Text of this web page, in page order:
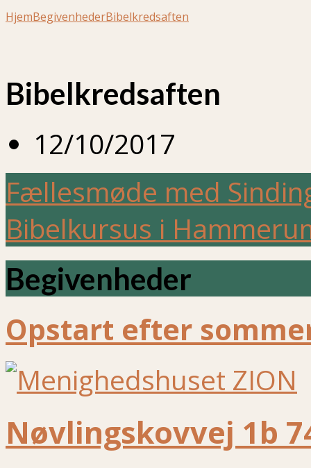
HjemBegivenhederBibelkredsaften
Bibelkredsaften
12/10/2017
Fællesmøde med
Bibelkursus i
Begivenheder
Opstart efter
Nøvlingskovvej 1b